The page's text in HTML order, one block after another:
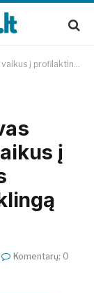
stebuklingą receptą visai šeimai
į
Komentarų: 0